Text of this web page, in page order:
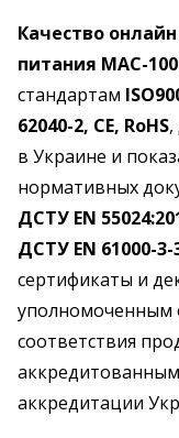
Качество
питания MAC-
стандартам
62040-2, CE, RoHS
в Украине и
нормативных
ДСТУ EN
ДСТУ EN 61000-3-
сертификаты и
уполномоченным
соответствия
аккредитации